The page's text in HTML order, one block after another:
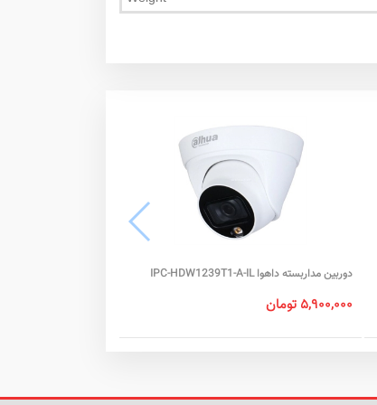
دوربین مداربسته داهوا IPC-HDW1239T1-A-IL
۵,۹۰۰,۰۰۰ تومان